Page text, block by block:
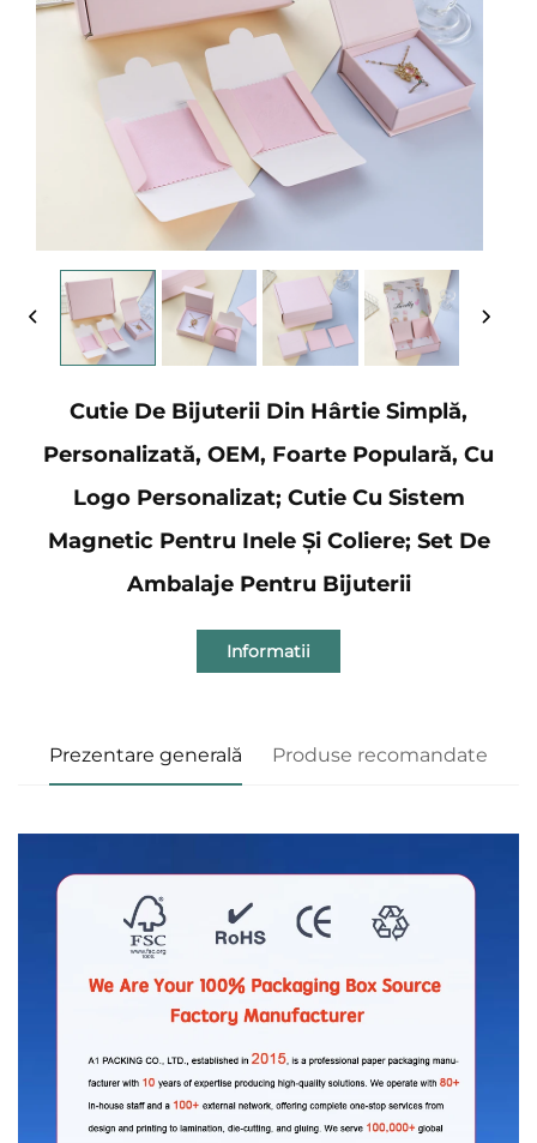
Cutie De Bijuterii Din Hârtie Simplă,
Personalizată, OEM, Foarte Populară, Cu
Logo Personalizat; Cutie Cu Sistem
Magnetic Pentru Inele Și Coliere; Set De
Ambalaje Pentru Bijuterii
Informatii
Prezentare generală Produse recomandate